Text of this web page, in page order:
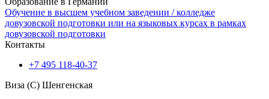
Обучение в высшем учебном заведении / колледже
довузовской подготовки или на языковых курсах в рамках
довузовской подготовки
Контакты
+7 495 118-40-37
Виза (C) Шенгенская